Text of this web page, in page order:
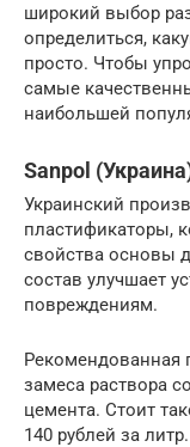
широкий выбор
определиться,
просто. Чтобы
самые
наибольшей
Sanpol
Украинский
пластификаторы,
свойства основы
состав улучшает
повреждениям.
Рекомендованная
замеса раствора
цемента. Стоит
140 рублей за литр.